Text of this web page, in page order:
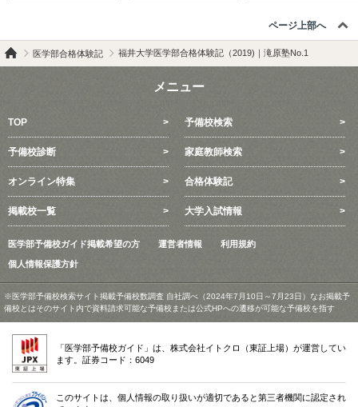
ページ上部へ
医学部合格体験記 福井大学医学部合格体験記（2019)｜滝原塾No.1
メニュー
TOP 予備校検索
予備校診断 家庭教師検索
オンライン特集 合格体験記
掲載校一覧 大学入試情報
医学部予備校ガイド掲載希望の方 運営者情報 利用規約
個人情報保護方針
※医学部予備校検索サイト掲載予備校数調査 自社調べ（2024年7月10日～7月23日）なお掲載予
備校とはそのサイト内で資料請求可能な予備校または公式HPへの遷移が可能な予備校を指す
「医学部予備校ガイド」は、株式会社イトクロ（東証上場）が運営してい
ます。証券コード：6049
このサイトは、個人情報の取り扱いが適切であると第三者機関に認定され